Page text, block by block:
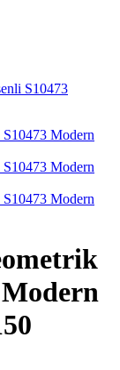
S10473
Modern